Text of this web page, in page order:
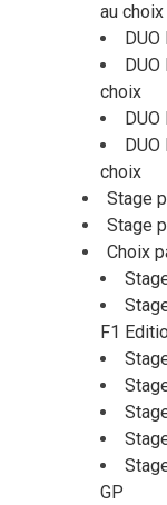
au choix
choix
choix
Stage
Stage
Choix
F1
GP